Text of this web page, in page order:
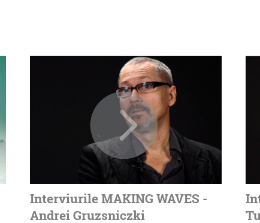
intre
la
element
celuilalt
In
Interviurile MAKING WAVES -
Andrei Gruzsniczki